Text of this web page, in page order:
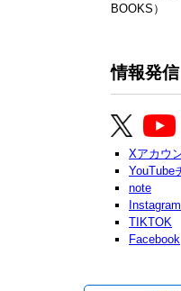
BOOKS）
情報発信
Xアカウ
YouTube
note
Instagram
TIKTOK
Facebook